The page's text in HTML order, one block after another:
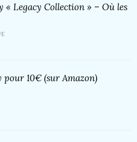
« Legacy Collection » – Où les
pour 10€ (sur Amazon)